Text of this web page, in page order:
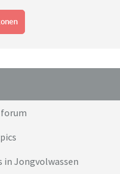
in Jongvolwassen